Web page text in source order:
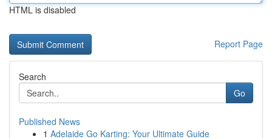
HTML is disabled
Report Page
Search
Go
Published News
1 Adelaide Go Karting: Your Ultimate Guide